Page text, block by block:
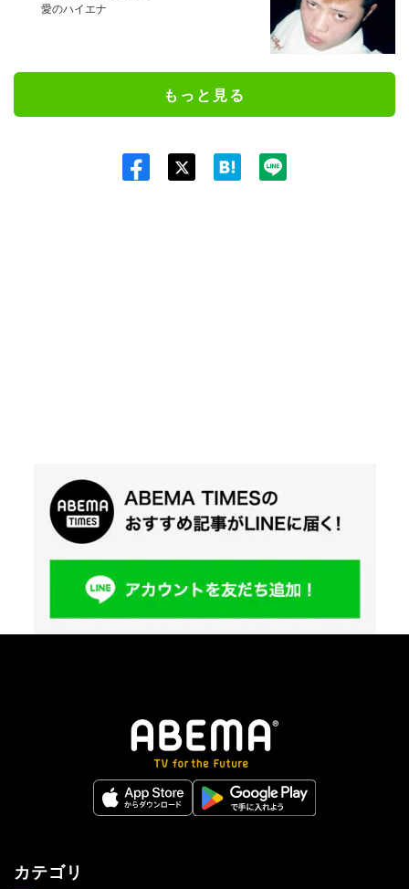
愛のハイエナ
もっと見る
カテゴリ